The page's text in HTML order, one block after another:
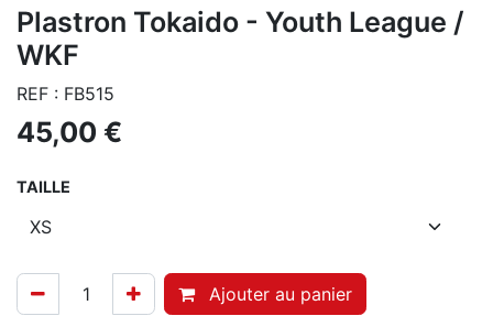
Plastron Tokaido - Youth League /
WKF
REF : FB515
45,00 €
TAILLE
Ajouter au panier